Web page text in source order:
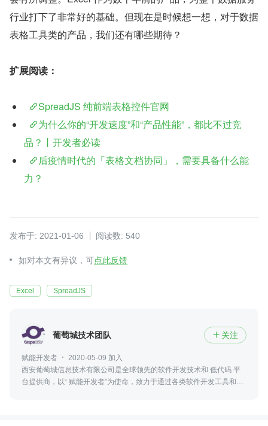
行业打下了非常好的基础。但现在是时候想一想，对于数据
表格工具类的产品，我们还有哪些期待？
扩展阅读：
SpreadJS 纯前端表格控件官网
为什么你的“开发速度”和“产品性能”，都比不过竞
品？丨开发者必读
后疫情时代的「表格文档协同」，需要具备什么能
力？
发布于: 2021-01-06 阅读数: 540
如对本文有异议，可点此反馈
Excel SpreadJS
葡萄城技术团队  关注
赋能开发者
2020-05-09 加入
西安葡萄城信息技术有限公司是全球领先的软件开发技术和 低代码 平
台提供商，以“ 赋能开发者”为使命，致力于通过各类软件开发工具和服